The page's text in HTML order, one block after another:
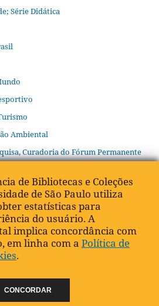
Série Didática
Ambiental
Curadoria do Fórum Permanente
e Tradução
Básica
Arte, Cultura e Ciência
de Bibliotecas e Coleções
de São Paulo utiliza
estatísticas para
do usuário. A
implica concordância com
em linha com a Política de
.
CONCORDAR